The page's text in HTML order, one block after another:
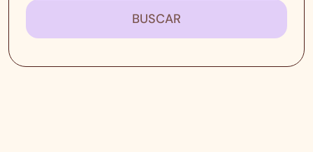
BUSCAR